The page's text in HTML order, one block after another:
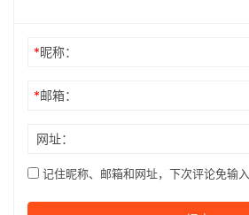
*昵称：
*邮箱：
网址：
记住昵称、邮箱和网址，下次评论免输入